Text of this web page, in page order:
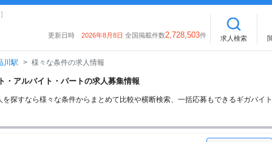
更新日時 2026年8月8日 全国掲載件数2,728,503件 求人検索
川駅 様々な条件の求人情報
・アルバイト・パートの求人募集情報
探すなら様々な条件からまとめて比較や横断検索、一括応募もできるギガバイ